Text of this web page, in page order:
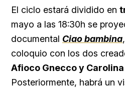
El ciclo estará dividido en
mayo a las 18:30h se
documental Ciao bambina
coloquio con los dos
Afioco Gnecco y
Posteriormente, habrá un